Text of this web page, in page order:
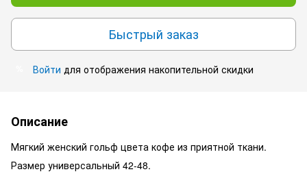
Быстрый заказ
Войти для отображения накопительной скидки
Описание
Мягкий женский гольф цвета кофе из приятной ткани.
Размер универсальный 42-48.